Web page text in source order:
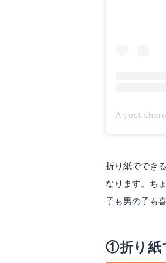
A post
折り紙ででき
なります。ち
子も男の子も
①折り紙